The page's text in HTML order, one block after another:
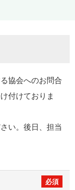
協会へのお問合
付けておりま
い。後日、担当